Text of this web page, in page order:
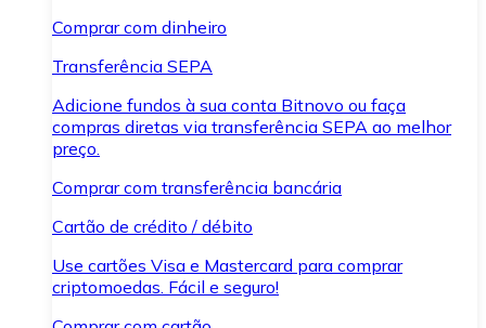
Comprar com dinheiro
Transferência SEPA
Adicione fundos à sua conta Bitnovo ou faça
compras diretas via transferência SEPA ao melhor
preço.
Comprar com transferência bancária
Cartão de crédito / débito
Use cartões Visa e Mastercard para comprar
criptomoedas. Fácil e seguro!